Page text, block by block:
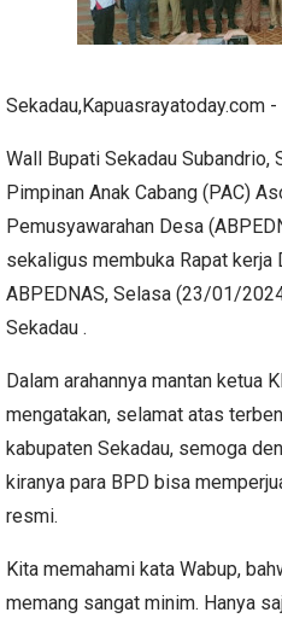
Sekadau,Kapuasrayatoday.com -
Wall Bupati Sekadau
Pimpinan Anak Cabang (PAC)
Pemusyawarahan Desa
sekaligus membuka Rapat kerja
ABPEDNAS, Selasa (23/01/
Sekadau .
Dalam arahannya mantan ketua
mengatakan, selamat atas
kabupaten Sekadau, semoga
kiranya para BPD bisa
resmi.
Kita memahami kata Wabup,
memang sangat minim. Hanya